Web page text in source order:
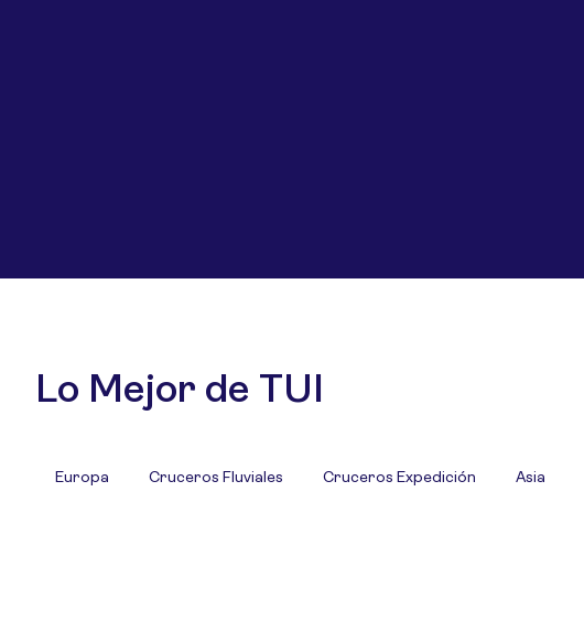
Lo Mejor de TUI
Europa Cruceros Fluviales Cruceros Expedición Asia